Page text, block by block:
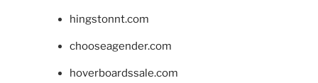
hingstonnt.com
chooseagender.com
hoverboardssale.com